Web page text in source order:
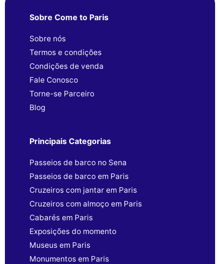
Sobre Come to Paris
Sobre nós
Termos e condições
Condições de venda
Fale Conosco
Torne-se Parceiro
Blog
Principais Categorias
Passeios de barco no Sena
Passeios de barco em Paris
Cruzeiros com jantar em Paris
Cruzeiros com almoço em Paris
Cabarés em Paris
Exposições do momento
Museus em Paris
Monumentos em Paris